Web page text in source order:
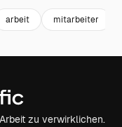
arbeit mitarbeiter
zu verwirklichen.